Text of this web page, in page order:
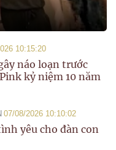
10:15:20
náo loạn trước
kỷ niệm 10 năm
07/08/2026 10:10:02
yêu cho đàn con